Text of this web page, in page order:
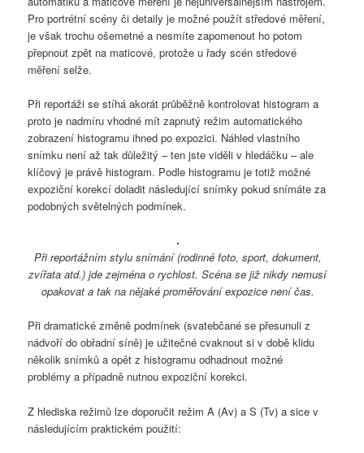
Pro portrétní scény či detaily je možné použít středové měření,
je však trochu ošemetné a nesmíte zapomenout ho potom
přepnout zpět na maticové, protože u řady scén středové
měření selže.
Při reportáži se stíhá akorát průběžně kontrolovat histogram a
proto je nadmíru vhodné mít zapnutý režim automatického
zobrazení histogramu ihned po expozici. Náhled vlastního
snímku není až tak důležitý – ten jste viděli v hledáčku – ale
klíčový je právě histogram. Podle histogramu je totiž možné
expoziční korekcí doladit následující snímky pokud snímáte za
podobných světelných podmínek.
Při reportážním stylu snímání (rodinné foto, sport, dokument,
zvířata atd.) jde zejména o rychlost. Scéna se již nikdy nemusí
opakovat a tak na nějaké proměřování expozice není čas.
Při dramatické změně podmínek (svatebčané se přesunuli z
nádvoří do obřadní síně) je užitečné cvaknout si v době klidu
několik snímků a opět z histogramu odhadnout možné
problémy a případně nutnou expoziční korekci.
Z hlediska režimů lze doporučit režim A (Av) a S (Tv) a sice v
následujícím praktickém použití: